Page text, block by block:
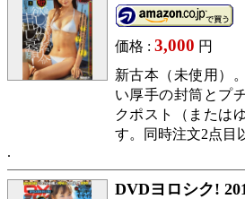
価格 : 3,000 円
新古本（未使用）
い厚手の封筒とプ
クポスト（または
す。同時注文2点目
DVDヨロシク!